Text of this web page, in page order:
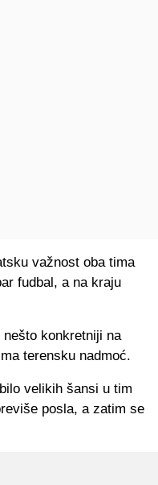
važnost oba tima
fudbal, a na kraju
konkretniji na
terensku nadmoć.
velikih šansi u tim
posla, a zatim se